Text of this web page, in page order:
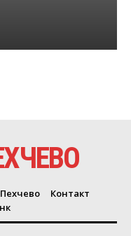
Контакт